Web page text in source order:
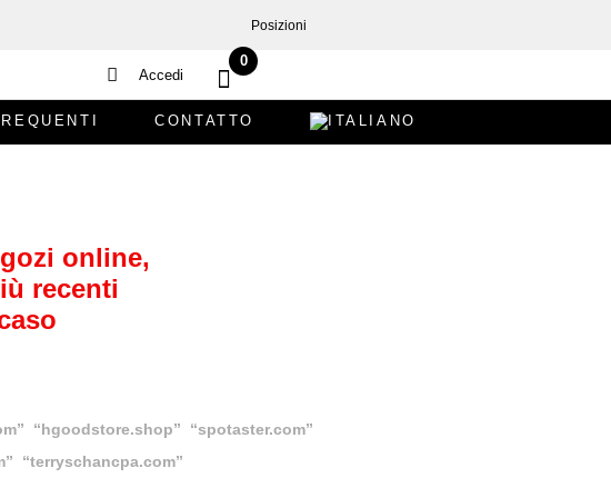
Posizioni
Accedi
0
CONTATTO
online,
recenti
“hgoodstore.shop” “spotaster.com”
“terryschancpa.com”